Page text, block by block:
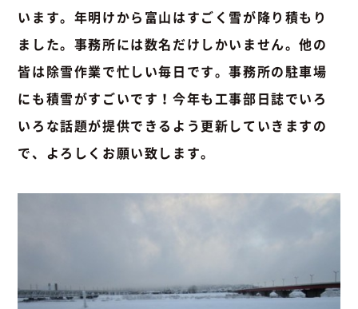
います。年明けから富山はすごく雪が降り積もり
ました。事務所には数名だけしかいません。他の
皆は除雪作業で忙しい毎日です。事務所の駐車場
にも積雪がすごいです！今年も工事部日誌でいろ
いろな話題が提供できるよう更新していきますの
で、よろしくお願い致します。